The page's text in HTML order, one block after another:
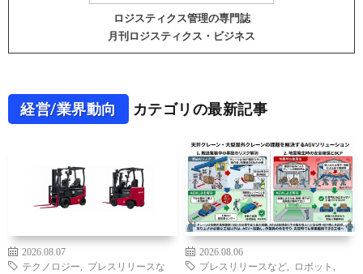
ロジスティクス管理の専門誌
月刊ロジスティクス・ビジネス
経営/業界動向 カテゴリの最新記事
2026.08.07
テクノロジー
プレスリリースな
2026.08.06
プレスリリースなど
ロボット